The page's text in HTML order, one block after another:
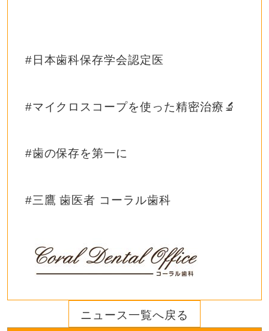
#日本歯科保存学会認定医
#マイクロスコープを使った精密治療🔬
#歯の保存を第一に
#三鷹 歯医者 コーラル歯科
ニュース一覧へ戻る